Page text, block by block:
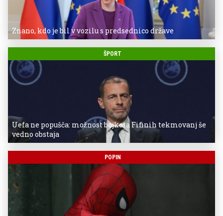
Znano, kdo je bil v vozilu s predsednico države
ŠPORT
Uefa ne popušča: možnost bojkota Fifinih tekmovanj še
vedno obstaja
POPIN